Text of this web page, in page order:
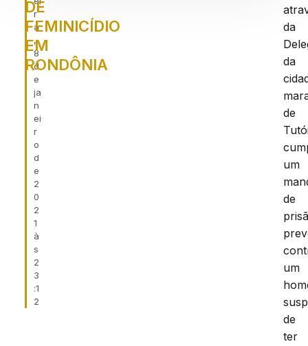
r
a
,
8
d
e
ja
n
ei
r
o
d
e
2
0
2
1
à
s
2
3
:1
2
DE
FEMINICÍDIO
EM
RONDÔNIA
da
da
de
um
de
um
de
ter